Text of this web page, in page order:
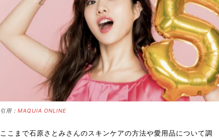
引用： MAQUIA ONLINE
ここまで石原さとみさんのスキンケアの方法や愛用品について調